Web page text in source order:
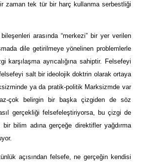
zaman tek tür bir harç kullanma serbestliği
arasında “merkezi” bir yer verilen
dile getirilmeye yönelinen problemlerle
karşılaşma ayrıcalığına sahiptir. Felsefeyi
salt bir ideolojik doktrin olarak ortaya
ya da pratik-politik Marksizmde var
çok belirgin bir başka çizgiden de söz
gerçekliği felsefeleştiriyorsa, bu çizgi de
bir bilim adına gerçeğe direktifler yağdırma
felsefe, ne gerçeğin kendisi